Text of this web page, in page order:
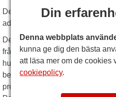
Den nya musikalen
adaptering av
Den framgångsrika
från 2019 hade Florence
huvudrollerna, och
berättade den sanna
proffsbrottningslegenden
Din
Denna webbplats
kunna ge dig den bästa
att läsa mer om de cookies
cookiepolicy.